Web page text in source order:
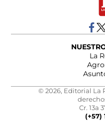
La
© 2026, Editorial La
Cr. 13a
(+57)